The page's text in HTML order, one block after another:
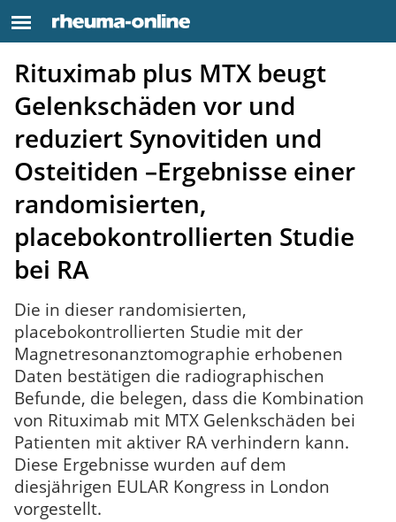
Rituximab plus MTX beugt
Gelenkschäden vor und
reduziert Synovitiden und
Osteitiden –Ergebnisse einer
randomisierten,
placebokontrollierten Studie
bei RA
Die in dieser randomisierten,
placebokontrollierten Studie mit der
Magnetresonanztomographie erhobenen
Daten bestätigen die radiographischen
Befunde, die belegen, dass die Kombination
von Rituximab mit MTX Gelenkschäden bei
Patienten mit aktiver RA verhindern kann.
Diese Ergebnisse wurden auf dem
diesjährigen EULAR Kongress in London
vorgestellt.